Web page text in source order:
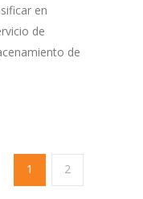
en
de
de
1 2